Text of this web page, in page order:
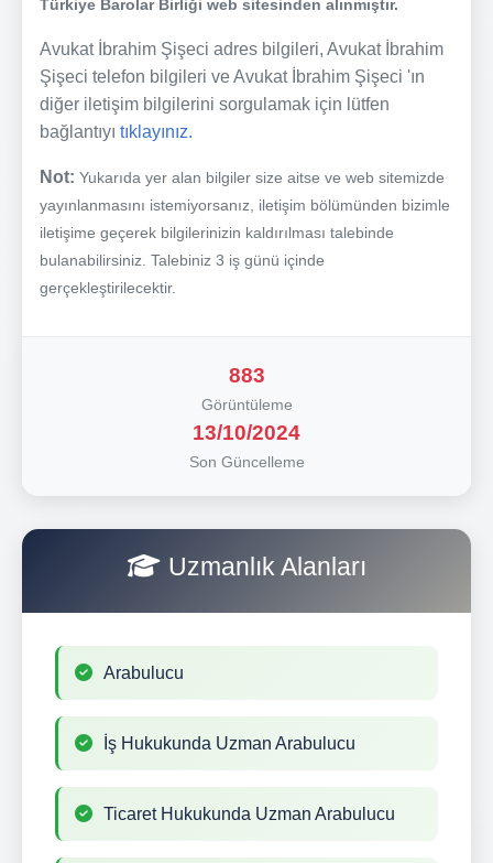
Türkiye Barolar Birliği web sitesinden alınmıştır.
Avukat İbrahim Şişeci adres bilgileri, Avukat İbrahim
Şişeci telefon bilgileri ve Avukat İbrahim Şişeci 'ın
diğer iletişim bilgilerini sorgulamak için lütfen
bağlantıyı tıklayınız.
Not: Yukarıda yer alan bilgiler size aitse ve web sitemizde
yayınlanmasını istemiyorsanız, iletişim bölümünden bizimle
iletişime geçerek bilgilerinizin kaldırılması talebinde
bulanabilirsiniz. Talebiniz 3 iş günü içinde
gerçekleştirilecektir.
883
Görüntüleme
13/10/2024
Son Güncelleme
Uzmanlık Alanları
Arabulucu
İş Hukukunda Uzman Arabulucu
Ticaret Hukukunda Uzman Arabulucu